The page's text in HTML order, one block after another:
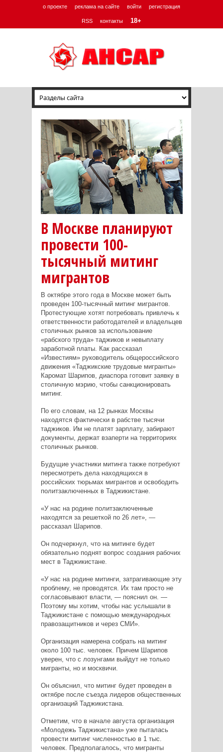
о проекте реклама на сайте войти регистрация
RSS контакты 18+
В Москве планируют
провести 100-
тысячный митинг
мигрантов
В октябре этого года в Москве может быть
проведен 100-тысячный митинг мигрантов.
Протестующие хотят потребовать привлечь к
ответственности работодателей и владельцев
столичных рынков за использование
«рабского труда» таджиков и невыплату
заработной платы. Как рассказал
«Известиям» руководитель общероссийского
движения «Таджикские трудовые мигранты»
Каромат Шарипов, диаспора готовит заявку в
столичную мэрию, чтобы санкционировать
митинг.
По его словам, на 12 рынках Москвы
находятся фактически в рабстве тысячи
таджиков. Им не платят зарплату, забирают
документы, держат взаперти на территориях
столичных рынков.
Будущие участники митинга также потребуют
пересмотреть дела находящихся в
российских тюрьмах мигрантов и освободить
политзаключенных в Таджикистане.
«У нас на родине политзаключенные
находятся за решеткой по 26 лет», —
рассказал Шарипов.
Он подчеркнул, что на митинге будет
обязательно поднят вопрос создания рабочих
мест в Таджикистане.
«У нас на родине митинги, затрагивающие эту
проблему, не проводятся. Их там просто не
согласовывают власти, — пояснил он. —
Поэтому мы хотим, чтобы нас услышали в
Таджикистане с помощью международных
правозащитников и через СМИ».
Организация намерена собрать на митинг
около 100 тыс. человек. Причем Шарипов
уверен, что с лозунгами выйдут не только
мигранты, но и москвичи.
Он объяснил, что митинг будет проведен в
октябре после съезда лидеров общественных
организаций Таджикистана.
Отметим, что в начале августа организация
«Молодежь Таджикистана» уже пыталась
провести митинг численностью в 1 тыс.
человек. Предполагалось, что мигранты